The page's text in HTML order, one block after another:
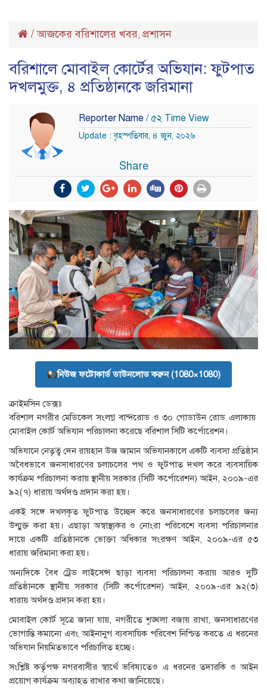
/আজকের বরিশালের খবর, প্রশাসন
বরিশালে মোবাইল কোর্টের অভিযান: ফুটপাত
দখলমুক্ত, ৪ প্রতিষ্ঠানকে জরিমানা
Reporter Name / ৫২ Time View
Update : বৃহস্পতিবার, ৪ জুন, ২০২৬
Share
নিউজ ফটোকার্ড ডাউনলোড করুন (1080×1080)
ক্রাইমসিন ডেক্সঃ
বরিশাল নগরীর মেডিকেল সংলগ্ন বান্দরোড ও ৩০ গোডাউন রোড এলাকায়
মোবাইল কোর্ট অভিযান পরিচালনা করেছে বরিশাল সিটি কর্পোরেশন।
অভিযানে নেতৃত্ব দেন রায়হান উজ জামান অভিযানকালে একটি ব্যবসা প্রতিষ্ঠান
অবৈধভাবে জনসাধারণের চলাচলের পথ ও ফুটপাত দখল করে ব্যবসায়িক
কার্যক্রম পরিচালনা করায় স্থানীয় সরকার (সিটি কর্পোরেশন) আইন, ২০০৯-এর
৯২(৭) ধারায় অর্থদণ্ড প্রদান করা হয়।
একই সঙ্গে দখলকৃত ফুটপাত উচ্ছেদ করে জনসাধারণের চলাচলের জন্য
উন্মুক্ত করা হয়। এছাড়া অস্বাস্থ্যকর ও নোংরা পরিবেশে ব্যবসা পরিচালনার
দায়ে একটি প্রতিষ্ঠানকে ভোক্তা অধিকার সংরক্ষণ আইন, ২০০৯-এর ৫৩
ধারায় জরিমানা করা হয়।
অন্যদিকে বৈধ ট্রেড লাইসেন্স ছাড়া ব্যবসা পরিচালনা করায় আরও দুটি
প্রতিষ্ঠানকে স্থানীয় সরকার (সিটি কর্পোরেশন) আইন, ২০০৯-এর ৯২(৩)
ধারায় অর্থদণ্ড প্রদান করা হয়।
মোবাইল কোর্ট সূত্রে জানা যায়, নগরীতে শৃঙ্খলা বজায় রাখা, জনসাধারণের
ভোগান্তি কমানো এবং আইনানুগ ব্যবসায়িক পরিবেশ নিশ্চিত করতে এ ধরনের
অভিযান নিয়মিতভাবে পরিচালিত হচ্ছে।
সংশ্লিষ্ট কর্তৃপক্ষ নগরবাসীর স্বার্থে ভবিষ্যতেও এ ধরনের তদারকি ও আইন
প্রয়োগ কার্যক্রম অব্যাহত রাখার কথা জানিয়েছে।